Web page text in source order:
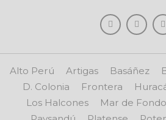
Alto Perú Artigas Basáñez
D. Colonia
Frontera
Los Halcones
Mar de Fondo